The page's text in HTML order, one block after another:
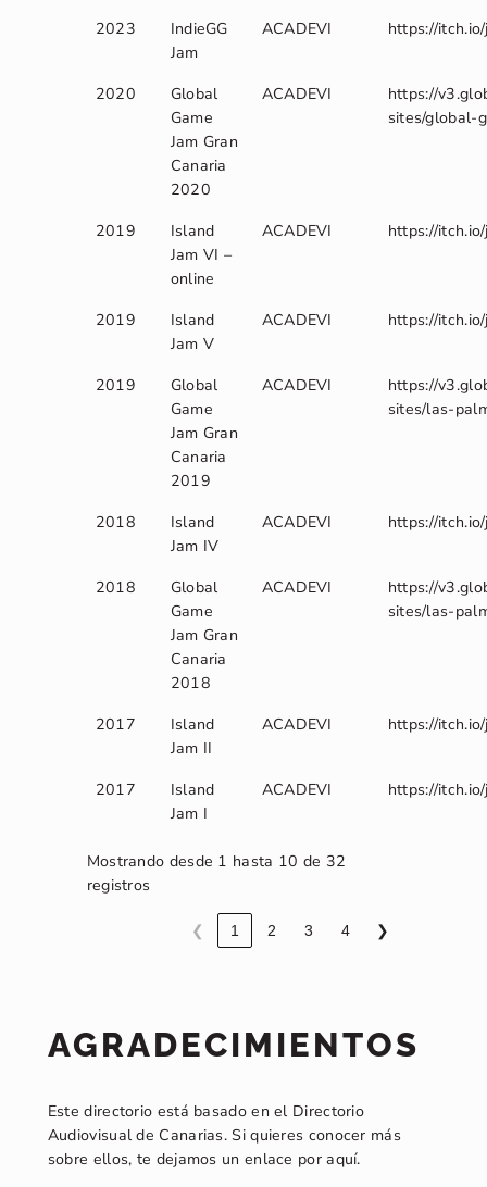
2023
IndieGG
Jam
ACADEVI https://
2020
Global
Game
Jam Gran
Canaria
2020
ACADEVI
https://
sites/global-
2019
Island
Jam VI –
online
ACADEVI https://
2019
Island
Jam V
ACADEVI https://
2019
Global
Game
Jam Gran
Canaria
2019
ACADEVI
https://
sites/las-
2018
Island
Jam IV
ACADEVI https://
2018
Global
Game
Jam Gran
Canaria
2018
ACADEVI
https://
sites/las-
2017
Island
Jam II
ACADEVI https://
2017
Island
Jam I
ACADEVI https://
Mostrando desde 1 hasta 10 de 32
registros
❮ 1 2 3 4 ❯
AGRADECIMIENTOS
Este directorio está basado en el Directorio
Audiovisual de Canarias. Si quieres conocer más
sobre ellos, te dejamos un enlace por aquí.